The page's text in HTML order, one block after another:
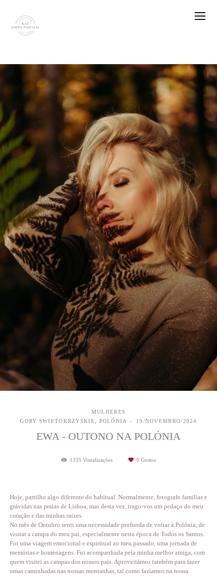
MULHERES
GORY SWIETOKRZYSKIE, POLÓNIA
19/NOVEMBRO/2024
EWA - OUTONO NA POLÓNIA
1335 Visualizações 0 Gostos
Hoje, partilho algo diferente do habitual. Normalmente, fotografo famílias e
grávidas nas praias de Lisboa, mas desta vez, trago-vos um pedaço do meu
coração e das minhas raízes.
No mês de Outubro senti uma necessidade profunda de voltar à Polónia, de
visitar a campa do meu pai, especialmente nesta época de Todos os Santos.
Foi uma viagem emocional e espiritual ao meu passado, uma jornada de
memórias e homenagens. Fui acompanhada pela minha melhor amiga, com
quem visitei as campas dos nossos pais. Aproveitámos também para fazer
umas caminhadas nas nossas montanhas, tal como fazíamos na nossa